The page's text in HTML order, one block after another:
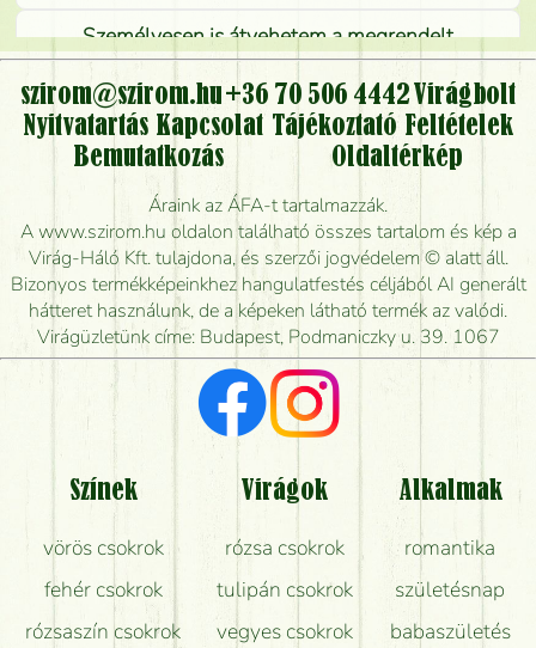
Személyesen is átvehetem a megrendelt
virágcsokrot, vagy csak virágküldéssel, kiszállítással
kérhető?
Vidékre is lehet rendelni?
Meddig rendelhetek virágküldést úgy, hogy még ma
kiszállítsák?
Mennyire gyorsan tudják elkészíteni a csokrot, és
mikor tudják leghamarabb kiszállítani?
Vörös rózsát keresek, van önöknél?
Milyen visszajelzést kapok a virágküldésről?
Tényleg azt kapom, ami a képen van?
Mit kell tudni a virágcsokrok szállításáról?
Hogy marad a lehető legtovább friss a csokor?
Tudok adventi koszorút vásárolni boltban?
szirom@szirom.hu +36 70 506 4442 Virágbolt
Nyitvatartás Kapcsolat Tájékoztató Feltételek
Bemutatkozás
Oldaltérkép
Áraink az ÁFA-t tartalmazzák.
A www.szirom.hu oldalon található összes tartalom és kép a
Virág-Háló Kft. tulajdona, és szerzői jogvédelem © alatt áll.
Bizonyos termékképeinkhez hangulatfestés céljából AI generált
hátteret használunk, de a képeken látható termék az valódi.
Virágüzletünk címe: Budapest, Podmaniczky u. 39. 1067
Színek
vörös csokrok
fehér csokrok
rózsaszín csokrok
Virágok
rózsa csokrok
tulipán csokrok
vegyes csokrok
Alkalmak
romantika
születésnap
babaszületés